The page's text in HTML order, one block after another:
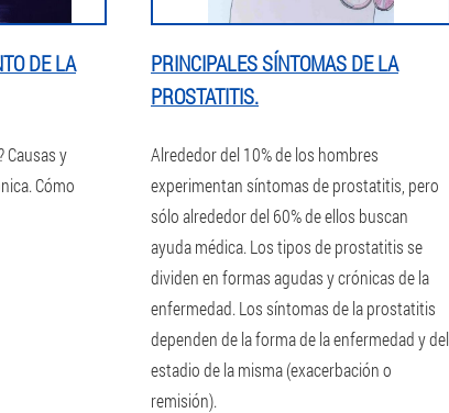
DE LA
Causas y
Cómo
PRINCIPALES SÍNTOMAS DE LA
PROSTATITIS.
Alrededor del 10% de los hombres
experimentan síntomas de prostatitis, pero
sólo alrededor del 60% de ellos buscan
ayuda médica. Los tipos de prostatitis se
dividen en formas agudas y crónicas de la
enfermedad. Los síntomas de la prostatitis
dependen de la forma de la enfermedad y del
estadio de la misma (exacerbación o
remisión).